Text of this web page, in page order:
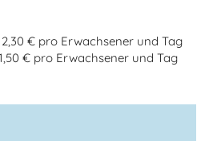
€ pro Erwachsener und Tag
€ pro Erwachsener und Tag